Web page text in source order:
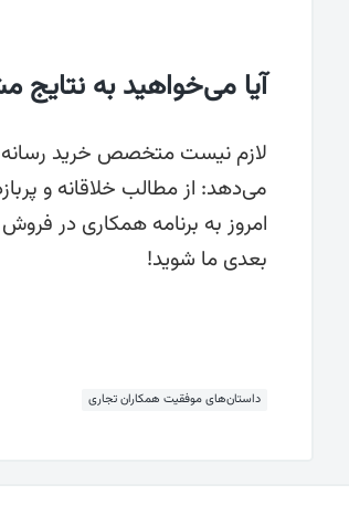
آیا می‌خواهید به نتایج
می‌دهد: از مطالب خلاقانه و
بعدی ما شوید!
داستان‌های موفقیت همکاران تجاری